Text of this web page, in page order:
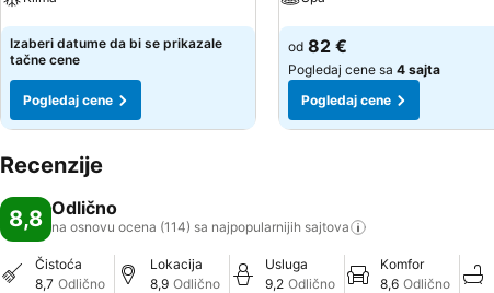
Pogledaj cene
Izaberi datume da bi se prikazale
tačne cene
Pogledaj cene
Pogledaj cene
od 82 €
Pogledaj cene sa 4 sajta
Pogledaj cene
Recenzije
8,8 Odlično
na osnovu ocena (114) sa najpopularnijih sajtova
Čistoća
8,7 Odlično
Lokacija
8,9 Odlično
Usluga
9,2 Odlično
Komfor
8,6 Odlično